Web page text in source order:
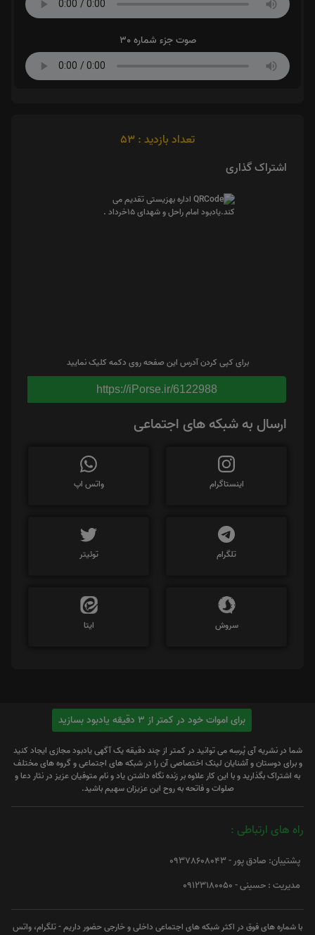
صوت جزء شماره 30
تعداد بازدید : 53
اشتراک گذاری
برای کپی کردن آدرس این صفحه روی دکمه کلیک نمایید
https://iPorse.ir/6122988
ارسال به شبکه های اجتماعی
اینستاگرام واتس اپ
تلگرام توئیتر
سروش ایتا
برای اموات خود در کمتر از 3 دقیقه یادبود بسازید
شما در نشریه آی پُرسِه می توانید در کمتر از چند دقیقه یک آگهی یادبود مجازی ایجاد کنید
و برای دوستان و آشنایان لینک اختصاصی آن را در شبکه های اجتماعی و گروه های مختلف
به اشتراک بگذارید و با این کار علاوه بر زنده نگاه داشتن یاد و نام متوفیان عزیز در نثار دعا و
صلوات و فاتحه به روح این عزیزان سهیم باشید.
راه های ارتباطی :
پشتیبان: صادق پور - 09378608043
مدیریت : حسینی - 09123180050
با شماره های فوق در اکثر شبکه های اجتماعی داخلی و خارجی حضور داریم - تلگرام، واتس